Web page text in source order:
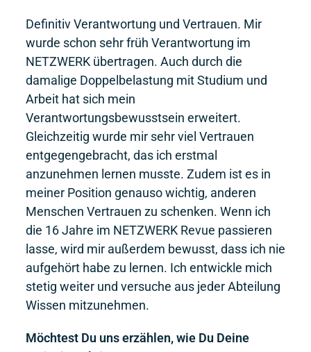
Definitiv Verantwortung und Vertrauen. Mir
wurde schon sehr früh Verantwortung im
NETZWERK übertragen. Auch durch die
damalige Doppelbelastung mit Studium und
Arbeit hat sich mein
Verantwortungsbewusstsein erweitert.
Gleichzeitig wurde mir sehr viel Vertrauen
entgegengebracht, das ich erstmal
anzunehmen lernen musste. Zudem ist es in
meiner Position genauso wichtig, anderen
Menschen Vertrauen zu schenken. Wenn ich
die 16 Jahre im NETZWERK Revue passieren
lasse, wird mir außerdem bewusst, dass ich nie
aufgehört habe zu lernen. Ich entwickle mich
stetig weiter und versuche aus jeder Abteilung
Wissen mitzunehmen.
Möchtest Du uns erzählen, wie Du Deine